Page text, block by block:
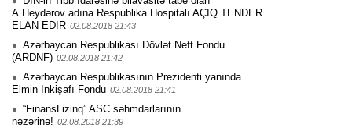
A.Heydərov adına Respublika Hospitalı AÇIQ TENDER
ELAN EDİR 02.08.2018 21:43
Azərbaycan Respublikası Dövlət Neft Fondu
(ARDNF) 02.08.2018 21:42
Azərbaycan Respublikasının Prezidenti yanında
Elmin İnkişafı Fondu 02.08.2018 21:41
“FinansLizinq” ASC səhmdarlarının
nəzərinə! 02.08.2018 21:39